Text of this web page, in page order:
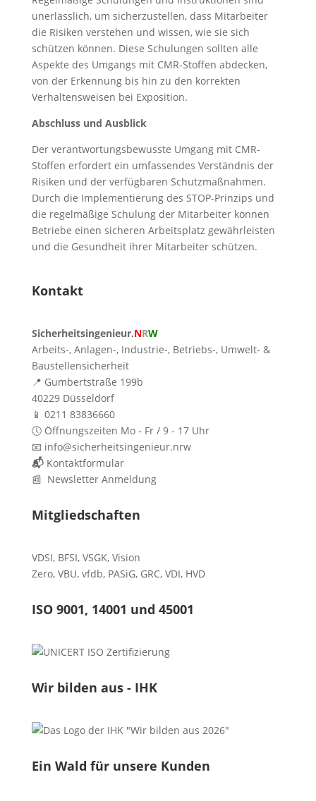
unerlässlich, um sicherzustellen, dass Mitarbeiter
die Risiken verstehen und wissen, wie sie sich
schützen können. Diese Schulungen sollten alle
Aspekte des Umgangs mit CMR-Stoffen abdecken,
von der Erkennung bis hin zu den korrekten
Verhaltensweisen bei Exposition.
Abschluss und Ausblick
Der verantwortungsbewusste Umgang mit CMR-
Stoffen erfordert ein umfassendes Verständnis der
Risiken und der verfügbaren Schutzmaßnahmen.
Durch die Implementierung des STOP-Prinzips und
die regelmäßige Schulung der Mitarbeiter können
Betriebe einen sicheren Arbeitsplatz gewährleisten
und die Gesundheit ihrer Mitarbeiter schützen.
Kontakt
Sicherheitsingenieur.NRW
Arbeits-, Anlagen-, Industrie-, Betriebs-, Umwelt- &
Baustellensicherheit
📍 Gumbertstraße 199b
40229 Düsseldorf
📱 0211 83836660
🕔 Öffnungszeiten Mo - Fr / 9 - 17 Uhr
📧 info@sicherheitsingenieur.nrw
📬 Kontaktformular
📰 Newsletter Anmeldung
Mitgliedschaften
VDSI, BFSI, VSGK, Vision
Zero, VBU, vfdb, PASiG, GRC, VDI, HVD
ISO 9001, 14001 und 45001
Wir bilden aus - IHK
Ein Wald für unsere Kunden